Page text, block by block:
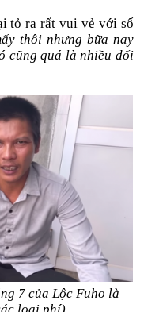
tỏ ra rất vui vẻ với số
thôi nhưng bữa nay
cũng quá là nhiều đối
7 của Lộc Fuho là